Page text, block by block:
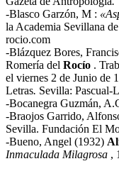
-Blasco Garzón, M :
la Academia Sevillana
rocio.com
-Blázquez Bores,
Romería del Rocío .
el viernes 2 de Junio de
Letras. Sevilla: Pascual-
-Bocanegra Guzmán,
-Braojos Garrido,
Sevilla. Fundación El
-Bueno, Angel (1932)
Inmaculada Milagrosa ,